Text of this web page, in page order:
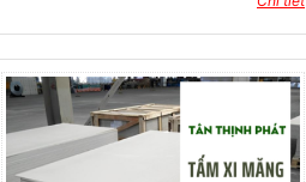
phẩm này có khả năng chống nước và
chống ẩm, giúp kéo dài tuổi thọ và giữ
cho bề mặt luôn đẹp. Thứ hai, thiết kế
đa dạng về màu sắc và kiểu dáng cho
phép người dùng dễ dàng lựa chọn
sản phẩm phù hợp với phong cách
kiến trúc của ngôi nhà. Cuối cùng, sàn